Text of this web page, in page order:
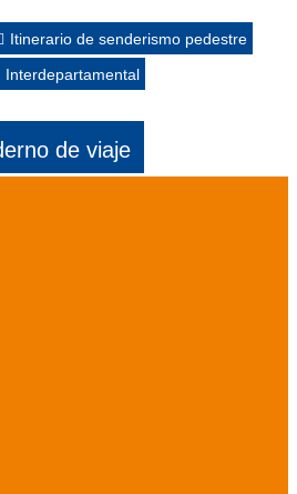
Itinerario de senderismo pedestre
Interdepartamental
de viaje